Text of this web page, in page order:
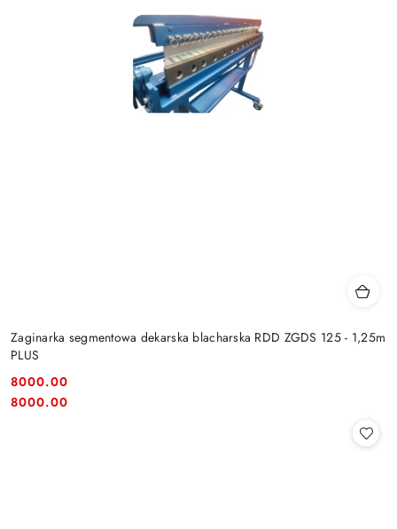
Zaginarka segmentowa dekarska blacharska RDD ZGDS 125 - 1,25m
PLUS
Cena:
8000.00
Cena:
8000.00